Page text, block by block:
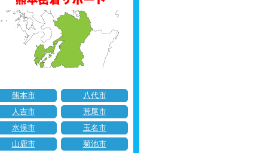
熊本市
八代市
人吉市
荒尾市
水俣市
玉名市
山鹿市
菊池市